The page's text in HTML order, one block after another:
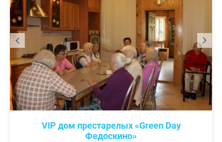
VIP дом престарелых «Green Day
Федоскино»